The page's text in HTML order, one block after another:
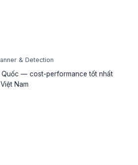
& Detection
Quốc — cost-performance tốt nhất
Nam